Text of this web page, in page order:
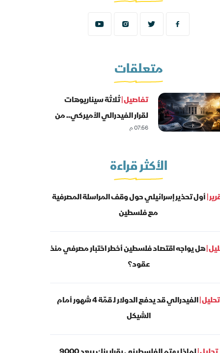
متعلقات
تفاصيل |ثلاثة سيناريوهات
لقرار الفيدرالي الأميركي.. من
سيكون الرابح؟
07:56 م
الأكثر قراءة
|أول تحذير إسرائيلي حول وقف المراسلة المصرفية
مع فلسطين
|هل يواجه اقتصاد فلسطين أخطر اختبار مصرفي منذ
عقود؟
تحليل |
الفيدرالي قد يدفع الدولار لـ قمّة 4 شهور أمام
الشيكل